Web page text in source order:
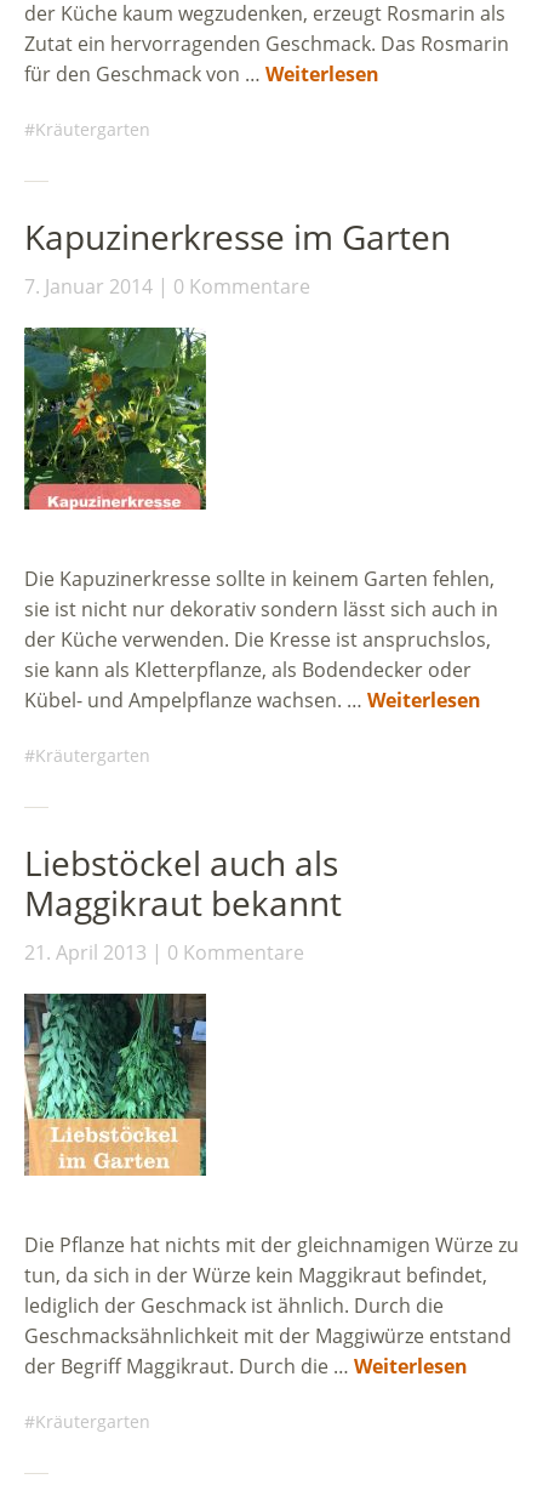
der Küche kaum wegzudenken, erzeugt Rosmarin als
Zutat ein hervorragenden Geschmack. Das Rosmarin
für den Geschmack von … Weiterlesen
Kräutergarten
Kapuzinerkresse im Garten
7. Januar 2014 0 Kommentare
Die Kapuzinerkresse sollte in keinem Garten fehlen,
sie ist nicht nur dekorativ sondern lässt sich auch in
der Küche verwenden. Die Kresse ist anspruchslos,
sie kann als Kletterpflanze, als Bodendecker oder
Kübel- und Ampelpflanze wachsen. … Weiterlesen
Kräutergarten
Liebstöckel auch als
Maggikraut bekannt
21. April 2013 0 Kommentare
Die Pflanze hat nichts mit der gleichnamigen Würze zu
tun, da sich in der Würze kein Maggikraut befindet,
lediglich der Geschmack ist ähnlich. Durch die
Geschmacksähnlichkeit mit der Maggiwürze entstand
der Begriff Maggikraut. Durch die … Weiterlesen
Kräutergarten